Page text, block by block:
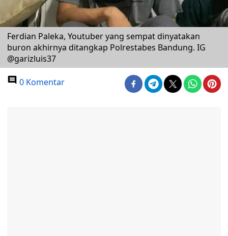
Ferdian Paleka, Youtuber yang sempat dinyatakan
buron akhirnya ditangkap Polrestabes Bandung. IG
@garizluis37
0 Komentar